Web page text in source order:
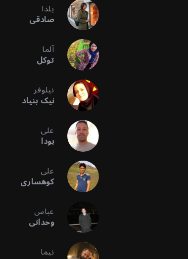
یلدا
صادقی
آلما
توکل
نیلوفر
نیک بنیاد
علی
بودا
علی
کوهساری
عباس
وحدانی
نیما